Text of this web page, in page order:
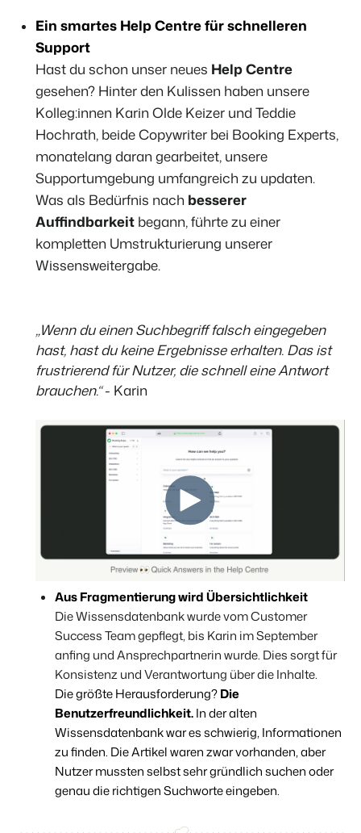
Generiere Leads für den Verkauf deiner Ferienimmobilie.
BEX Linguist
Begrüße Gäste in ihrer Landessprache.
Marketing
Online-Marketing
Die starke Kombination aus Markenbildung und Performance-
Marketing
Immobilien Marketing
Dein Projekt im Handumdrehen ausverkauft.
Entdecke die unzähligen Vorteile der Booking Experts
Für Ferienparks
Entdecke die Vorteile von Booking Experts für Ferienparks.
Mach die Plattform zu deiner eigenen mithilfe der
Anbindung zu anderen Systemen.
Verbreite dein Angebot auf
relevante Channels und
erreiche deine Zielgruppe.
Mehr erfahren
BEX Channel Manager
Trust Center
Vertrauen bei Booking Experts
Über uns
Customer Success
Erhalte Antworten auf deine Fragen.
Jobs
Finde hier deinen neuen Traumjob!
Kontakt
Lerne unsere Kultur & Werte kennen.
FRÜBUCHERSAISON
Praktische Tipps für die wichtigsten
Buchungswochen des Jahres.
Zum Blog
DIGITALER ZUGANG
Schlüsselloser Zugang bei Camping de
Paal mit EasySecure
Kundenstory lesen
Ein smartes Help Centre für schnelleren
Support
Hast du schon unser neues Help Centre
gesehen? Hinter den Kulissen haben unsere
Kolleg:innen Karin Olde Keizer und Teddie
Hochrath, beide Copywriter bei Booking Experts,
monatelang daran gearbeitet, unsere
Supportumgebung umfangreich zu updaten.
Was als Bedürfnis nach besserer
Auffindbarkeit begann, führte zu einer
kompletten Umstrukturierung unserer
Wissensweitergabe.
„Wenn du einen Suchbegriff falsch eingegeben
hast, hast du keine Ergebnisse erhalten. Das ist
frustrierend für Nutzer, die schnell eine Antwort
brauchen.“- Karin
Aus Fragmentierung wird Übersichtlichkeit
Die Wissensdatenbank wurde vom Customer
Success Team gepflegt, bis Karin im September
anfing und Ansprechpartnerin wurde. Dies sorgt für
Konsistenz und Verantwortung über die Inhalte.
Die größte Herausforderung?Die
Benutzerfreundlichkeit.In der alten
Wissensdatenbank war es schwierig, Informationen
zu finden. Die Artikel waren zwar vorhanden, aber
Nutzer mussten selbst sehr gründlich suchen oder
genau die richtigen Suchworte eingeben.